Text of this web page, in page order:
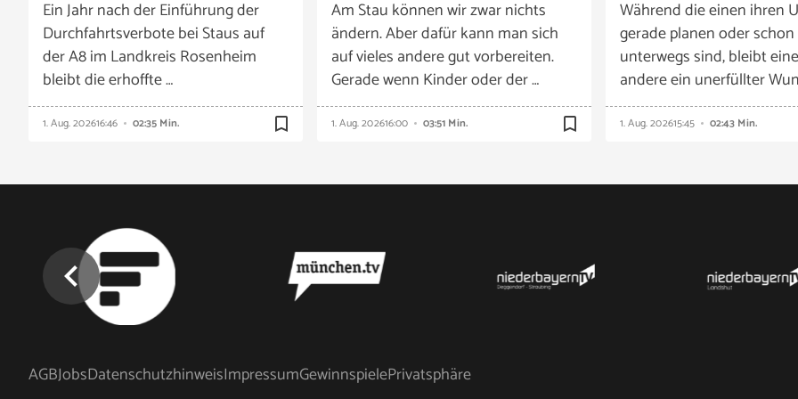
Ein Jahr nach der Einführung der
Durchfahrtsverbote bei Staus auf
der A8 im Landkreis Rosenheim
bleibt die erhoffte …
1. Aug. 202616:46 02:35 Min. bookmark_border
Am Stau können wir zwar nichts
ändern. Aber dafür kann man sich
auf vieles andere gut vorbereiten.
Gerade wenn Kinder oder der …
1. Aug. 202616:00 03:51 Min. bookmark_border
Während die einen ihren
gerade planen oder schon
unterwegs sind, bleibt
andere ein unerfüllter
1. Aug. 202615:45 02:43 Min.
chevron_left
AGBJobsDatenschutzhinweisImpressumGewinnspielePrivatsphäre